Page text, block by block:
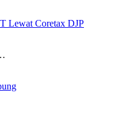
Lewat Coretax DJP